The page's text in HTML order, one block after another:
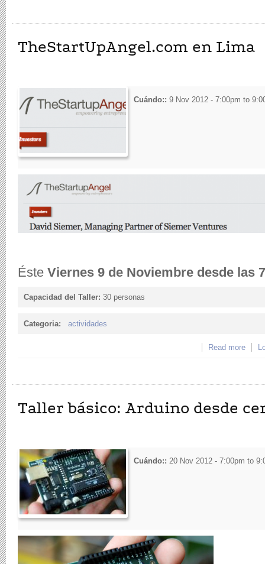
TheStartUpAngel.com en Lima
Cuándo:: 9 Nov 2012 - 7:00pm to
Éste Viernes 9 de Noviembre desde las
Capacidad del Taller: 30 personas
Categoria: actividades
Read more
Taller básico: Arduino desde
Cuándo:: 20 Nov 2012 - 7:00pm to